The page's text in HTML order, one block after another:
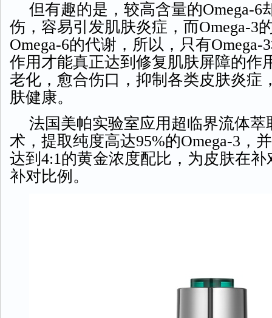
但有趣的是，较高含量的Omega-6
伤，容易引发肌肤炎症，而Omega-3
Omega-6的代谢，所以，只有Omega-
作用才能真正达到修复肌肤屏障的作
老化，愈合伤口，抑制各类皮肤炎症
肤健康。
法国美帕实验室应用超临界流体萃
术，提取纯度高达95%的Omega-3，
达到4:1的黄金浓度配比，为皮肤在
补对比例。